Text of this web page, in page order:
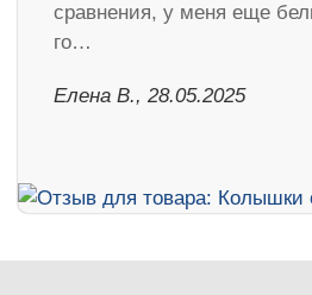
сравнения, у меня еще
го…
Елена В., 28.05.2025